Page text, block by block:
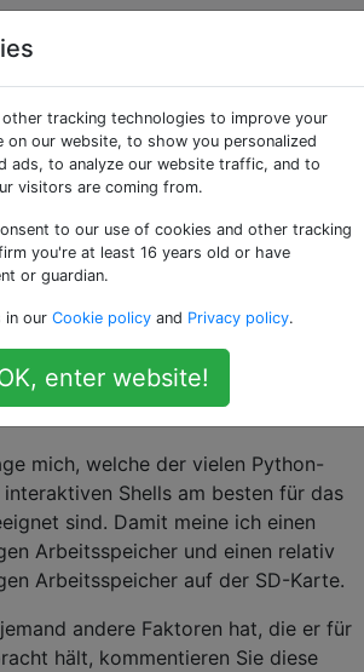
Raspberry Pi
Python-IDEs
Shells
sich am
für den Pi?
das ist vielleicht etwas zwielichtig,
werde weitermachen.
mich, welche der vielen Python-
interaktiven Shells am besten für das
sind. Damit meine ich einen
Arbeitsspeicher und einen relativ
Arbeitsspeicher auf der SD-Karte.
andere Faktoren hat, die er für
hält, kommentieren Sie diese
other tracking technologies to improve your
on our website, to show you personalized
ads, to analyze our website traffic, and to
visitors are coming from.
to our use of cookies and other tracking
you're at least 16 years old or have
or guardian.
in our Cookie policy and Privacy policy.
enter website!